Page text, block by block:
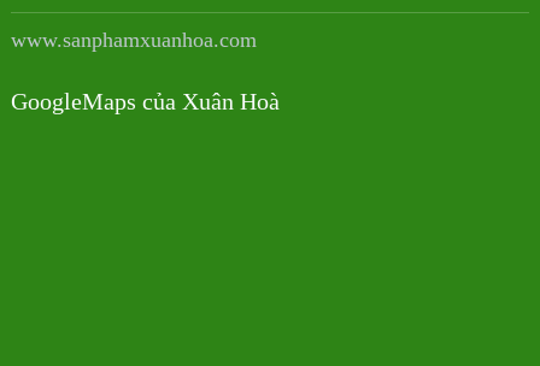
www.sanphamxuanhoa.com
GoogleMaps của Xuân Hoà